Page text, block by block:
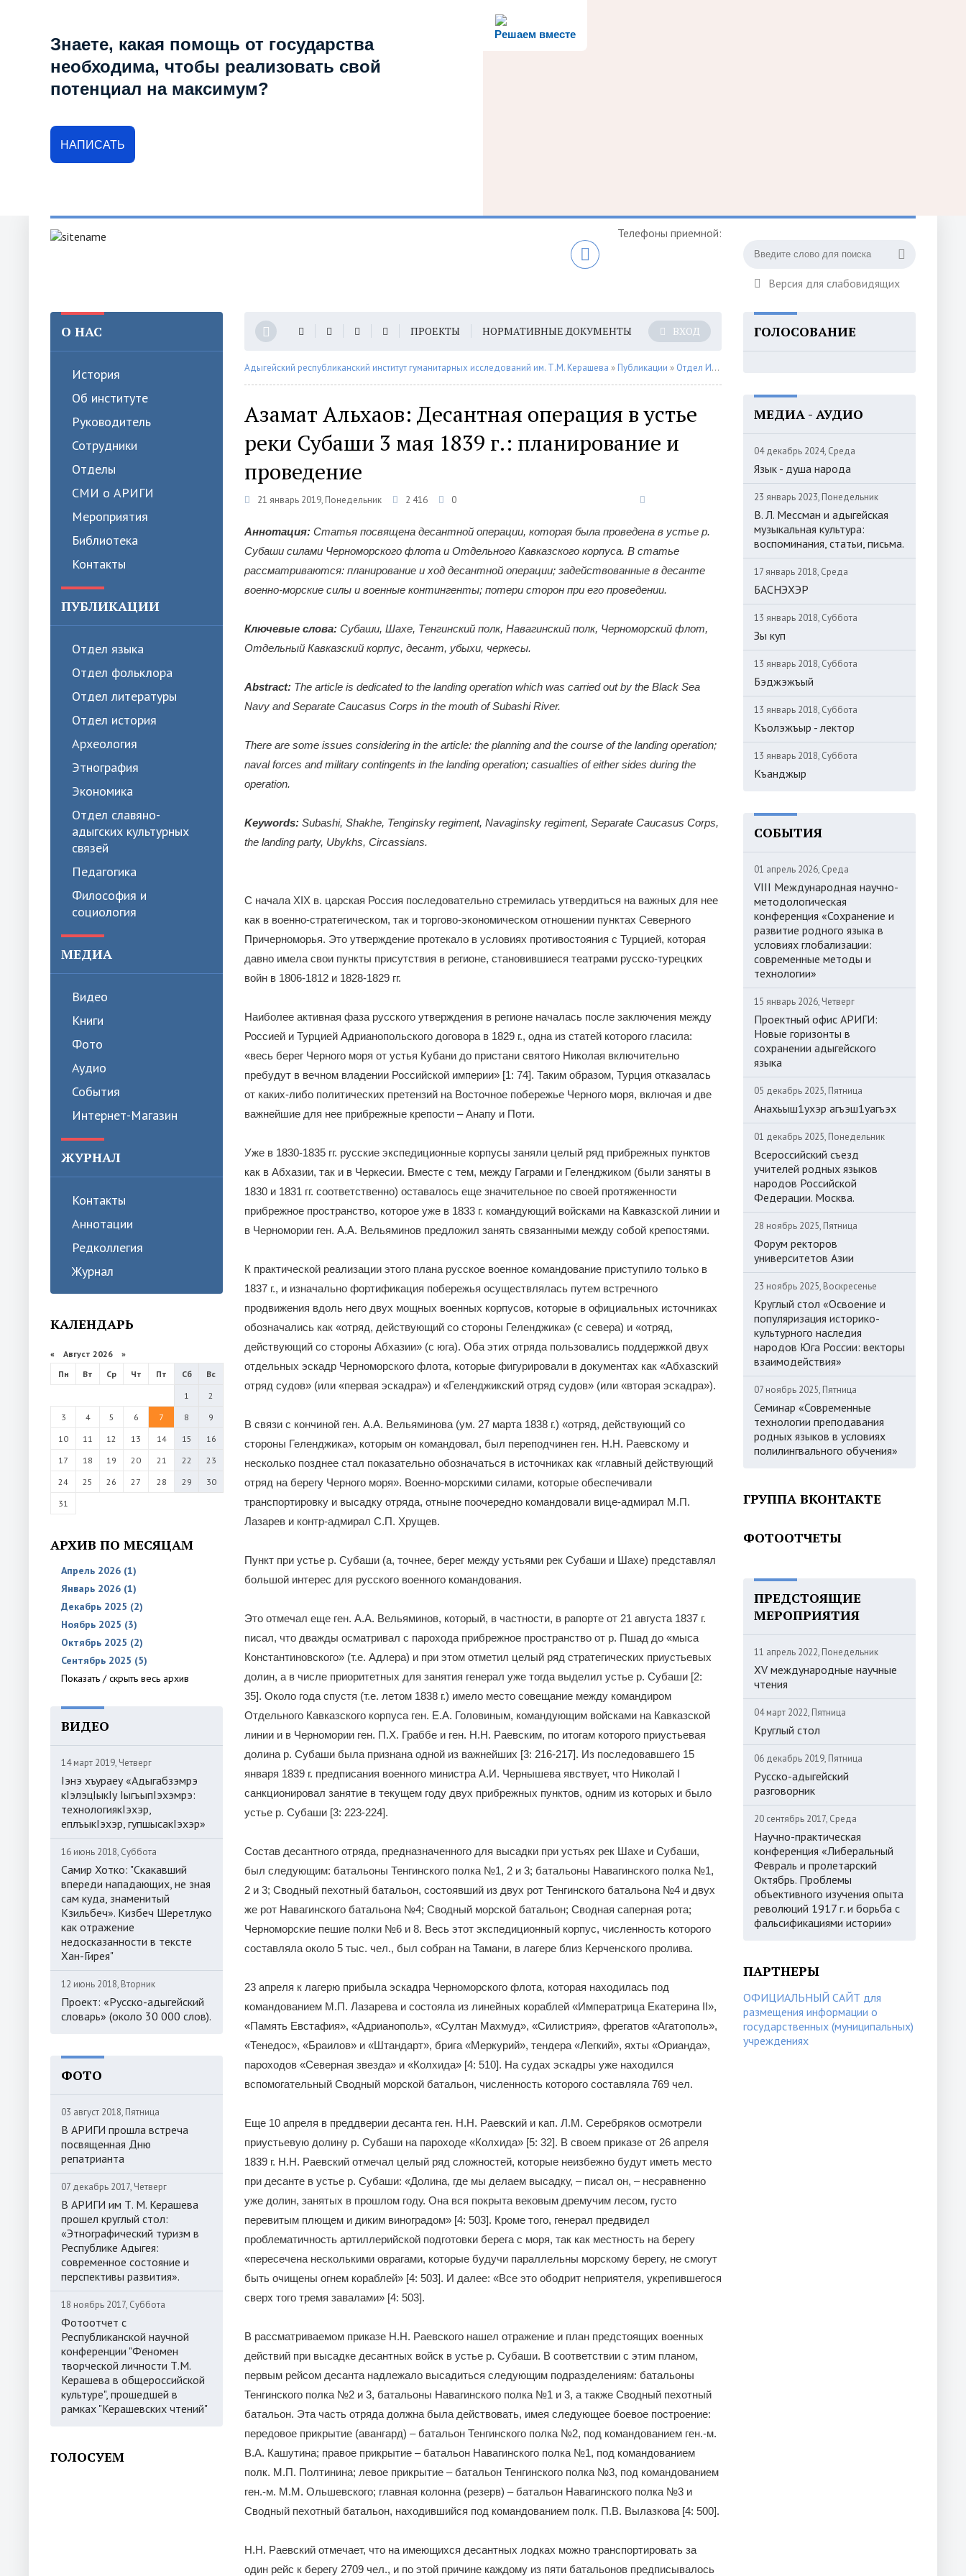
Решаем вместе
Знаете, какая помощь от государства
необходима, чтобы реализовать свой
потенциал на максимум?
НАПИСАТЬ
Версия для слабовидящих
Телефоны приемной:
О НАС
История
Об институте
Руководитель
Сотрудники
Отделы
СМИ о АРИГИ
Мероприятия
Библиотека
Контакты
ПУБЛИКАЦИИ
Отдел языка
Отдел фольклора
Отдел литературы
Отдел история
Археология
Этнография
Экономика
Отдел славяно-
адыгских культурных
связей
Педагогика
Философия и
социология
МЕДИА
Видео
Книги
Фото
Аудио
События
Интернет-Магазин
ЖУРНАЛ
Контакты
Аннотации
Редколлегия
Журнал
КАЛЕНДАРЬ
« Август 2026 »
Пн
Вт Ср Чт Пт Сб
Вс
1
2
3
4 5 6 7 8
9
10
11 12 13 14 15
16
17
18 19 20 21 22
23
24
25 26 27 28 29
30
31
АРХИВ ПО МЕСЯЦАМ
Апрель 2026 (1)
Январь 2026 (1)
Декабрь 2025 (2)
Ноябрь 2025 (3)
Октябрь 2025 (2)
Сентябрь 2025 (5)
Показать / скрыть весь архив
ВИДЕО
14 март 2019, Четверг
Iэнэ хъураеу «Адыгабзэмрэ
кIэлэцIыкIу IыгъыпIэхэмрэ:
технологиякIэхэр,
еплъыкIэхэр, гупшысакIэхэр»
16 июнь 2018, Суббота
Самир Хотко: "Скакавший
впереди нападающих, не зная
сам куда, знаменитый
Кзильбеч». Кизбеч Шеретлуко
как отражение
недосказанности в тексте
Хан-Гирея"
12 июнь 2018, Вторник
Проект: «Русско-адыгейский
словарь» (около 30 000 слов).
ФОТО
03 август 2018, Пятница
В АРИГИ прошла встреча
посвященная Дню
репатрианта
07 декабрь 2017, Четверг
В АРИГИ им Т. М. Керашева
прошел круглый стол:
«Этнографический туризм в
Республике Адыгея:
современное состояние и
перспективы развития».
18 ноябрь 2017, Суббота
Фотоотчет с
Республиканской научной
конференции "Феномен
творческой личности Т.М.
Керашева в общероссийской
культуре", прошедшей в
рамках "Керашевских чтений"
ГОЛОСУЕМ
ПРОЕКТЫ НОРМАТИВНЫЕ ДОКУМЕНТЫ ВХОД
Адыгейский республиканский институт гуманитарных исследований им. Т.М. Керашева » Публикации » Отдел Истории
Азамат Альхаов: Десантная операция в устье
реки Субаши 3 мая 1839 г.: планирование и
проведение
21 январь 2019, Понедельник 2 416 0
Аннотация: Статья посвящена десантной операции, которая была проведена в устье р.
Субаши силами Черноморского флота и Отдельного Кавказского корпуса. В статье
рассматриваются: планирование и ход десантной операции; задействованные в десанте
военно-морские силы и военные контингенты; потери сторон при его проведении.
Ключевые слова: Субаши, Шахе, Тенгинский полк, Навагинский полк, Черноморский флот,
Отдельный Кавказский корпус, десант, убыхи, черкесы.
Abstract: The article is dedicated to the landing operation which was carried out by the Black Sea
Navy and Separate Caucasus Corps in the mouth of Subashi River.
There are some issues considering in the article: the planning and the course of the landing operation;
naval forces and military contingents in the landing operation; casualties of either sides during the
operation.
Keywords: Subashi, Shakhe, Tenginsky regiment, Navaginsky regiment, Separate Caucasus Corps,
the landing party, Ubykhs, Circassians.
С начала XIX в. царская Россия последовательно стремилась утвердиться на важных для нее
как в военно-стратегическом, так и торгово-экономическом отношении пунктах Северного
Причерноморья. Это утверждение протекало в условиях противостояния с Турцией, которая
давно имела свои пункты присутствия в регионе, становившиеся театрами русско-турецких
войн в 1806-1812 и 1828-1829 гг.
Наиболее активная фаза русского утверждения в регионе началась после заключения между
Россией и Турцией Адрианопольского договора в 1829 г., одна из статей которого гласила:
«весь берег Черного моря от устья Кубани до пристани святого Николая включительно
пребудут в вечном владении Российской империи» [1: 74]. Таким образом, Турция отказалась
от каких-либо политических претензий на Восточное побережье Черного моря, включая и две
важнейшие для нее прибрежные крепости – Анапу и Поти.
Уже в 1830-1835 гг. русские экспедиционные корпусы заняли целый ряд прибрежных пунктов
как в Абхазии, так и в Черкесии. Вместе с тем, между Гаграми и Геленджиком (были заняты в
1830 и 1831 гг. соответственно) оставалось еще значительное по своей протяженности
прибрежное пространство, которое уже в 1833 г. командующий войсками на Кавказской линии и
в Черномории ген. А.А. Вельяминов предложил занять связанными между собой крепостями.
К практической реализации этого плана русское военное командование приступило только в
1837 г., и изначально фортификация побережья осуществлялась путем встречного
продвижения вдоль него двух мощных военных корпусов, которые в официальных источниках
обозначались как «отряд, действующий со стороны Геленджика» (с севера) и «отряд,
действующий со стороны Абхазии» (с юга). Оба этих отряда пользовались поддержкой двух
отдельных эскадр Черноморского флота, которые фигурировали в документах как «Абхазский
отряд судов» (или «первая эскадра») и «Геленджикский отряд судов» (или «вторая эскадра»).
В связи с кончиной ген. А.А. Вельяминова (ум. 27 марта 1838 г.) «отряд, действующий со
стороны Геленджика», которым он командовал, был переподчинен ген. Н.Н. Раевскому и
несколько позднее стал показательно обозначаться в источниках как «главный действующий
отряд на берегу Черного моря». Военно-морскими силами, которые обеспечивали
транспортировку и высадку отряда, отныне поочередно командовали вице-адмирал М.П.
Лазарев и контр-адмирал С.П. Хрущев.
Пункт при устье р. Субаши (а, точнее, берег между устьями рек Субаши и Шахе) представлял
большой интерес для русского военного командования.
Это отмечал еще ген. А.А. Вельяминов, который, в частности, в рапорте от 21 августа 1837 г.
писал, что дважды осматривал с парохода прибрежное пространство от р. Пшад до «мыса
Константиновского» (т.е. Адлера) и при этом отметил целый ряд стратегических приустьевых
долин, а в числе приоритетных для занятия генерал уже тогда выделил устье р. Субаши [2:
35]. Около года спустя (т.е. летом 1838 г.) имело место совещание между командиром
Отдельного Кавказского корпуса ген. Е.А. Головиным, командующим войсками на Кавказской
линии и в Черномории ген. П.Х. Граббе и ген. Н.Н. Раевским, по итогам которого приустьевая
долина р. Субаши была признана одной из важнейших [3: 216-217]. Из последовавшего 15
января 1839 г. предписания военного министра А.И. Чернышева явствует, что Николай I
санкционировал занятие в текущем году двух прибрежных пунктов, одним из которых и было
устье р. Субаши [3: 223-224].
Состав десантного отряда, предназначенного для высадки при устьях рек Шахе и Субаши,
был следующим: батальоны Тенгинского полка №1, 2 и 3; батальоны Навагинского полка №1,
2 и 3; Сводный пехотный батальон, состоявший из двух рот Тенгинского батальона №4 и двух
же рот Навагинского батальона №4; Сводный морской батальон; Сводная саперная рота;
Черноморские пешие полки №6 и 8. Весь этот экспедиционный корпус, численность которого
составляла около 5 тыс. чел., был собран на Тамани, в лагере близ Керченского пролива.
23 апреля к лагерю прибыла эскадра Черноморского флота, которая находилась под
командованием М.П. Лазарева и состояла из линейных кораблей «Императрица Екатерина II»,
«Память Евстафия», «Адрианополь», «Султан Махмуд», «Силистрия», фрегатов «Агатополь»,
«Тенедос», «Браилов» и «Штандарт», брига «Меркурий», тендера «Легкий», яхты «Орианда»,
пароходов «Северная звезда» и «Колхида» [4: 510]. На судах эскадры уже находился
вспомогательный Сводный морской батальон, численность которого составляла 769 чел.
Еще 10 апреля в преддверии десанта ген. Н.Н. Раевский и кап. Л.М. Серебряков осмотрели
приустьевую долину р. Субаши на пароходе «Колхида» [5: 32]. В своем приказе от 26 апреля
1839 г. Н.Н. Раевский отмечал целый ряд сложностей, которые неизбежно будут иметь место
при десанте в устье р. Субаши: «Долина, где мы делаем высадку, – писал он, – несравненно
уже долин, занятых в прошлом году. Она вся покрыта вековым дремучим лесом, густо
перевитым плющем и диким виноградом» [4: 503]. Кроме того, генерал предвидел
проблематичность артиллерийской подготовки берега с моря, так как местность на берегу
«пересечена несколькими оврагами, которые будучи параллельны морскому берегу, не смогут
быть очищены огнем кораблей» [4: 503]. И далее: «Все это ободрит неприятеля, укрепившегося
сверх того тремя завалами» [4: 503].
В рассматриваемом приказе Н.Н. Раевского нашел отражение и план предстоящих военных
действий при высадке десантных войск в устье р. Субаши. В соответствии с этим планом,
первым рейсом десанта надлежало высадиться следующим подразделениям: батальоны
Тенгинского полка №2 и 3, батальоны Навагинского полка №1 и 3, а также Сводный пехотный
батальон. Эта часть отряда должна была действовать, имея следующее боевое построение:
передовое прикрытие (авангард) – батальон Тенгинского полка №2, под командованием ген.-м.
В.А. Кашутина; правое прикрытие – батальон Навагинского полка №1, под командованием
полк. М.П. Полтинина; левое прикрытие – батальон Тенгинского полка №3, под командованием
ген.-м. М.М. Ольшевского; главная колонна (резерв) – батальон Навагинского полка №3 и
Сводный пехотный батальон, находившийся под командованием полк. П.В. Вылазкова [4: 500].
Н.Н. Раевский отмечает, что на имеющихся десантных лодках можно транспортировать за
один рейс к берегу 2709 чел., и по этой причине каждому из пяти батальонов предписывалось
ГОЛОСОВАНИЕ
МЕДИА - АУДИО
04 декабрь 2024, Среда
Язык - душа народа
23 январь 2023, Понедельник
В. Л. Мессман и адыгейская
музыкальная культура:
воспоминания, статьи, письма.
17 январь 2018, Среда
БАСНЭХЭР
13 январь 2018, Суббота
Зы куп
13 январь 2018, Суббота
Бэджэжъый
13 январь 2018, Суббота
Къолэжъыр - лектор
13 январь 2018, Суббота
Къанджыр
СОБЫТИЯ
01 апрель 2026, Среда
VIII Международная научно-
методологическая
конференция «Сохранение и
развитие родного языка в
условиях глобализации:
современные методы и
технологии»
15 январь 2026, Четверг
Проектный офис АРИГИ:
Новые горизонты в
сохранении адыгейского
языка
05 декабрь 2025, Пятница
Анахьыш1ухэр агъэш1уагъэх
01 декабрь 2025, Понедельник
Всероссийский съезд
учителей родных языков
народов Российской
Федерации. Москва.
28 ноябрь 2025, Пятница
Форум ректоров
университетов Азии
23 ноябрь 2025, Воскресенье
Круглый стол «Освоение и
популяризация историко-
культурного наследия
народов Юга России: векторы
взаимодействия»
07 ноябрь 2025, Пятница
Семинар «Современные
технологии преподавания
родных языков в условиях
полилингвального обучения»
ГРУППА ВКОНТАКТЕ
ФОТООТЧЕТЫ
ПРЕДСТОЯЩИЕ
МЕРОПРИЯТИЯ
11 апрель 2022, Понедельник
XV международные научные
чтения
04 март 2022, Пятница
Круглый стол
06 декабрь 2019, Пятница
Русско-адыгейский
разговорник
20 сентябрь 2017, Среда
Научно-практическая
конференция «Либеральный
Февраль и пролетарский
Октябрь. Проблемы
объективного изучения опыта
революций 1917 г. и борьба с
фальсификациями истории»
ПАРТНЕРЫ
ОФИЦИАЛЬНЫЙ САЙТ для
размещения информации о
государственных (муниципальных)
учреждениях